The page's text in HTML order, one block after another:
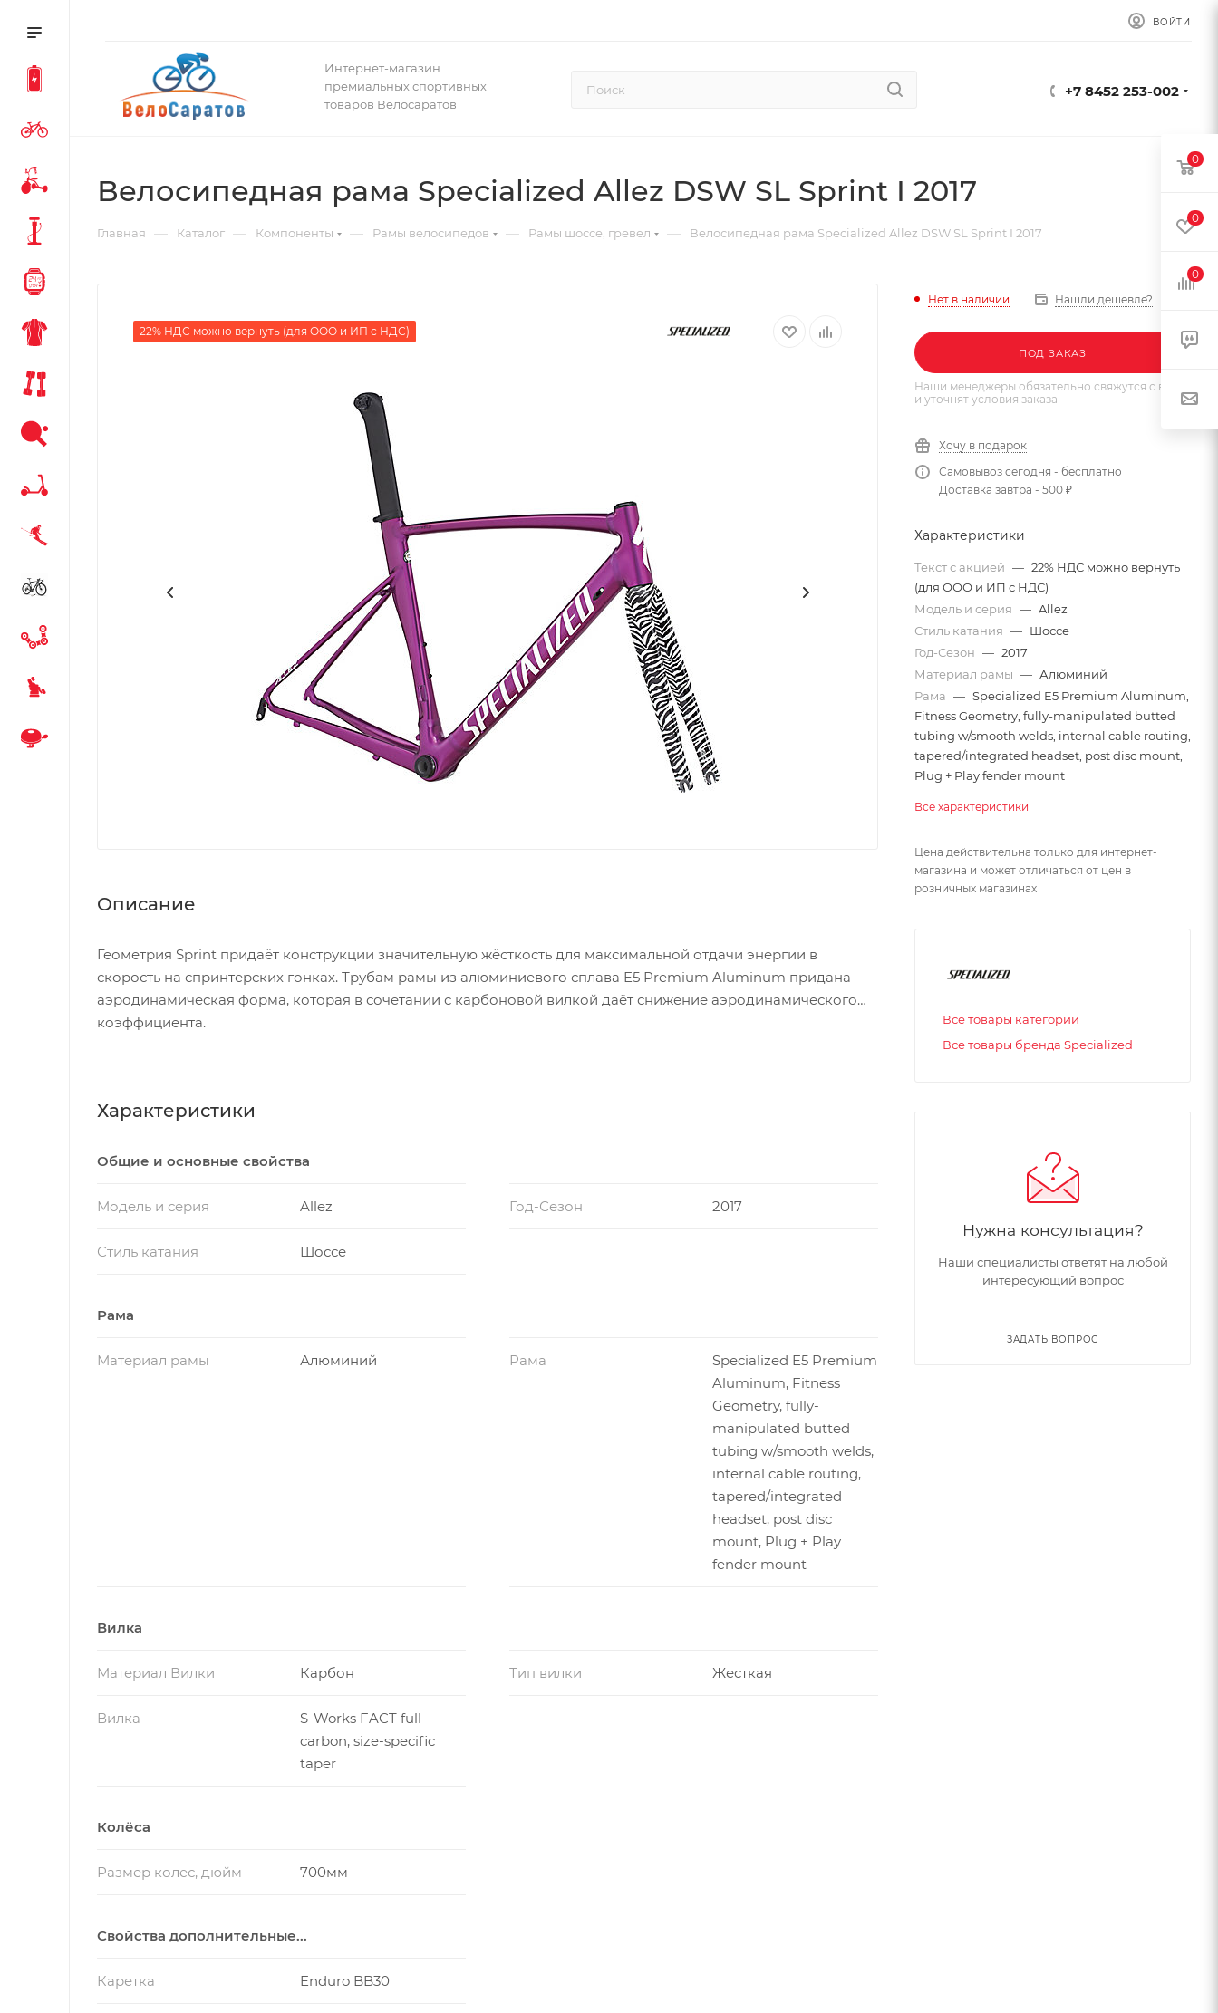
ВОЙТИ
Интернет-магазин
премиальных спортивных
товаров Велосаратов
+7 8452 253-002
Велосипедная рама Specialized Allez DSW SL Sprint I 2017
Главная — Каталог — Компоненты — Рамы велосипедов — Рамы шоссе, гревел — Велосипедная рама Specialized Allez DSW SL Sprint I 2017
22% НДС можно вернуть (для ООО и ИП с НДС)
Описание
Геометрия Sprint придаёт конструкции значительную жёсткость для максимальной отдачи энергии в
скорость на спринтерских гонках. Трубам рамы из алюминиевого сплава E5 Premium Aluminum придана
аэродинамическая форма, которая в сочетании с карбоновой вилкой даёт снижение аэродинамического
коэффициента.
Характеристики
Общие и основные свойства
Модель и серия Allez Год-Сезон 2017
Стиль катания Шоссе
Рама
Материал рамы Алюминий Рама
Specialized E5 Premium
Aluminum, Fitness
Geometry, fully-
manipulated butted
tubing w/smooth welds,
internal cable routing,
tapered/integrated
headset, post disc
mount, Plug + Play
fender mount
Вилка
Материал Вилки Карбон Тип вилки Жесткая
Вилка
S-Works FACT full
carbon, size-specific
taper
Колёса
Размер колес, дюйм 700мм
Свойства дополнительные...
Каретка Enduro BB30
Нет в наличии Нашли дешевле?
ПОД ЗАКАЗ
Наши менеджеры обязательно свяжутся с вами
и уточнят условия заказа
Хочу в подарок
Самовывоз сегодня - бесплатно
Доставка завтра - 500 ₽
Характеристики
Текст с акцией — 22% НДС можно вернуть
(для ООО и ИП с НДС)
Модель и серия — Allez
Стиль катания — Шоссе
Год-Сезон — 2017
Материал рамы — Алюминий
Рама — Specialized E5 Premium Aluminum,
Fitness Geometry, fully-manipulated butted
tubing w/smooth welds, internal cable routing,
tapered/integrated headset, post disc mount,
Plug + Play fender mount
Все характеристики
Цена действительна только для интернет-
магазина и может отличаться от цен в
розничных магазинах
Все товары категории
Все товары бренда Specialized
Нужна консультация?
Наши специалисты ответят на любой
интересующий вопрос
ЗАДАТЬ ВОПРОС
0
0
0